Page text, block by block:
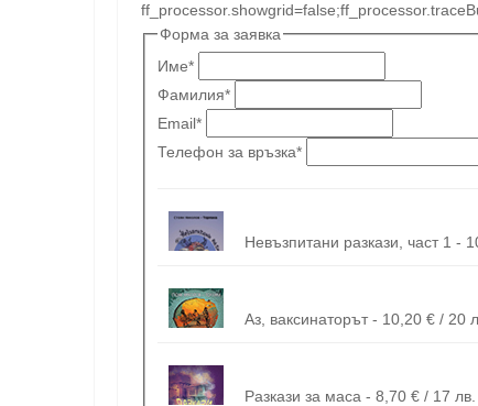
Форма за заявка
Име*
Фамилия*
Email*
Телефон за връзка*
Аз, ваксинаторът - 10,20 € / 20
Разкази за маса - 8,70 € / 17 лв.